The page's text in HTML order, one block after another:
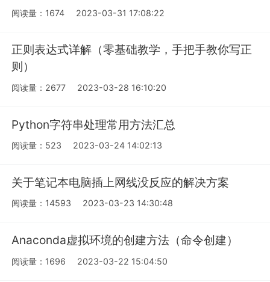
阅读量：1674 2023-03-31 17:08:22
正则表达式详解（零基础教学，手把手教你写正
则）
阅读量：2677 2023-03-28 16:10:20
Python字符串处理常用方法汇总
阅读量：523 2023-03-24 14:02:13
关于笔记本电脑插上网线没反应的解决方案
阅读量：14593 2023-03-23 14:30:48
Anaconda虚拟环境的创建方法（命令创建）
阅读量：1696 2023-03-22 15:04:50